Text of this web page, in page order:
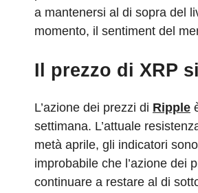
a mantenersi al di sopra del
momento, il sentiment del
Il prezzo di XRP
L’azione dei prezzi di Ripple
settimana. L’attuale
metà aprile, gli indicatori
improbabile che l’azione dei
continuare a restare al di